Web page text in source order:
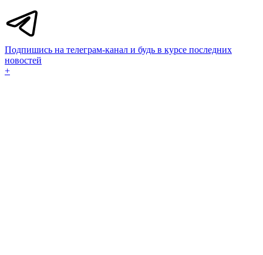
Подпишись на телеграм-канал и будь в курсе последних
новостей
+